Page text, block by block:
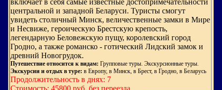
включает в себя самые известные достопримечательности
центральной и западной Беларуси. Туристы смогут
увидеть столичный Минск, величественные замки в Мире
и Несвиже, героическую Брестскую крепость,
легендарную Беловежскую пущу, королевский город
Гродно, а также романско - готический Лидский замок и
древний Новогрудок.
Путешествие относится к видам: Групповые туры. Экскурсионные туры.
Экскурсии и отдых в туре: в Европу, в Минск, в Брест, в Гродно, в Беларусь
Продолжительность в днях: 7
Стоимость: 45800 руб. без переезда